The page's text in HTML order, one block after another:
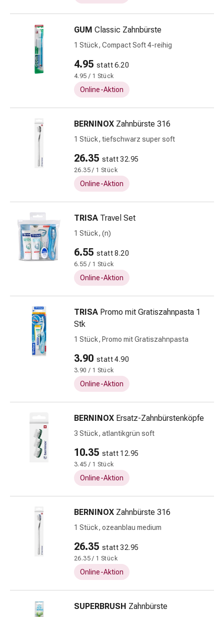
Ohren
Ohrenschmerzen
Ohrenpflege
Augentropfen
Augenentzündung
Augenverband
Augenhygiene
Grippe
Erkältung
Hustenbonbons
Halsschmerzen
Grippe-
Erkältungsbeschwerden
Husten
Inhalationsgerät
Zubehör
Nasendusche
Taschentücher
Schnupfen
&
Kreislauf
Herztherapie
Kompressionsstrümpfe
Raucherentwöhnung
Venen
Blutgerinnung
Herznerven-
Gedächtnis-
Allergien
Heuschnupfen
Nase
Magen
Darm
Durchfall
Magenbrennen
GUM Classic Zahnbürste
1 Stück, Compact Soft 4-reihig
4.95 statt 6.20
4.95 / 1 Stück
Online-Aktion
BERNINOX Zahnbürste 316
1 Stück, tiefschwarz super soft
26.35 statt 32.95
26.35 / 1 Stück
Online-Aktion
TRISA Travel Set
1 Stück, (n)
6.55 statt 8.20
6.55 / 1 Stück
Online-Aktion
TRISA Promo mit Gratiszahnpasta 1
Stk
1 Stück, Promo mit Gratiszahnpasta
3.90 statt 4.90
3.90 / 1 Stück
Online-Aktion
BERNINOX Ersatz-Zahnbürstenköpfe
3 Stück, atlantikgrün soft
10.35 statt 12.95
3.45 / 1 Stück
Online-Aktion
BERNINOX Zahnbürste 316
1 Stück, ozeanblau medium
26.35 statt 32.95
26.35 / 1 Stück
Online-Aktion
SUPERBRUSH Zahnbürste